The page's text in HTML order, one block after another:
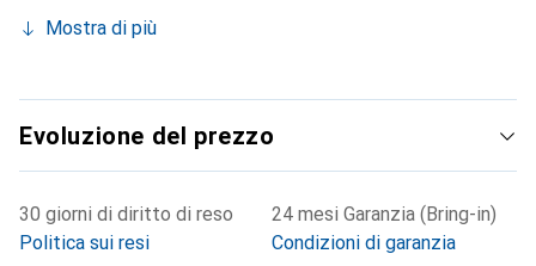
Mostra di più
Evoluzione del prezzo
30 giorni di diritto di reso
Politica sui resi
24 mesi Garanzia (Bring-in)
Condizioni di garanzia